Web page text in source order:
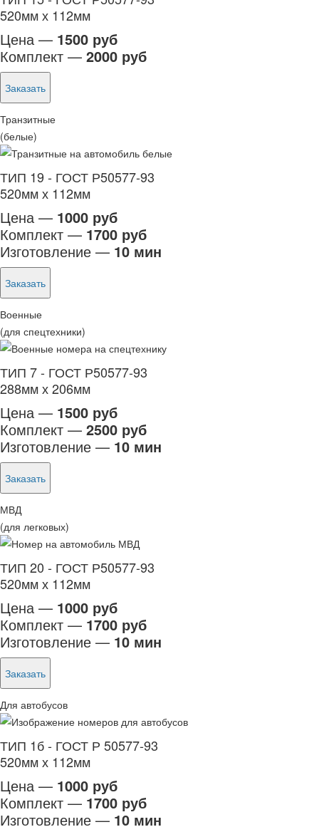
520мм х 112мм
Цена — 1500 руб
Комплект — 2000 руб
Заказать
Транзитные
(белые)
ТИП 19 - ГОСТ Р50577-93
520мм х 112мм
Цена — 1000 руб
Комплект — 1700 руб
Изготовление — 10 мин
Заказать
Военные
(для спецтехники)
ТИП 7 - ГОСТ Р50577-93
288мм х 206мм
Цена — 1500 руб
Комплект — 2500 руб
Изготовление — 10 мин
Заказать
МВД
(для легковых)
ТИП 20 - ГОСТ Р50577-93
520мм х 112мм
Цена — 1000 руб
Комплект — 1700 руб
Изготовление — 10 мин
Заказать
Для автобусов
ТИП 1б - ГОСТ Р 50577-93
520мм х 112мм
Цена — 1000 руб
Комплект — 1700 руб
Изготовление — 10 мин